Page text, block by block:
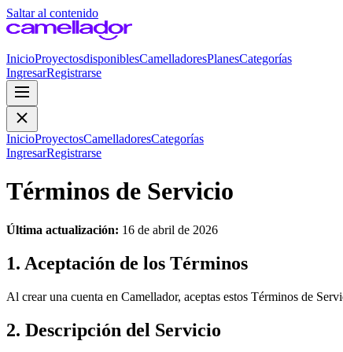
Saltar al contenido
InicioProyectosdisponiblesCamelladoresPlanesCategorías
IngresarRegistrarse
InicioProyectosCamelladoresCategorías
IngresarRegistrarse
Términos de Servicio
Última actualización: 16 de abril de 2026
1. Aceptación de los Términos
Al crear una cuenta en Camellador, aceptas estos Términos de
2. Descripción del Servicio